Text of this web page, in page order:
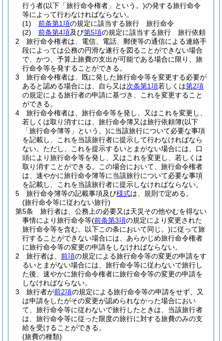
行う者(以下「旅行命令権者」という。)の発する旅行命令
等によって行わなければならない。
(1)
前条第1項の規定に該当する旅行 旅行命令
(2)
前条第4項及び第5項の規定に該当する旅行 旅行依頼
2
旅行命令権者は、電信、電話、郵便等の通信による連絡手
段によっては公務の円滑な遂行を図ることができない場合
で、かつ、予算上旅費の支出が可能である場合に限り、旅
行命令等を発することができる。
3
旅行命令権者は、既に発した旅行命令等を変更する必要が
あると認める場合には、自ら又は次条第1項若しくは第2項
の規定による旅行者の申請に基づき、これを変更すること
ができる。
4
旅行命令権者は、旅行命令等を発し、又はこれを変更し、
若しくは取り消すには、旅行命令簿又は旅行依頼簿(以下
「旅行命令簿等」という。)に当該旅行について必要な事項
を記載し、これを当該旅行者に提示して行わなければなら
ない。 ただし、これを提示するいとまがない場合には、口
頭により旅行命令等を発し、又はこれを変更し、若しくは
取り消すことができる。
この場合において、旅行命令権者
は、速やかに旅行命令簿等に当該旅行について必要な事項
を記載し、これを当該旅行者に提示しなければならない。
5
旅行命令簿等の記載事項及び様式は、規則で定める。
(旅行命令等に従わない旅行)
第5条
旅行者は、公務上の必要又は天災その他やむを得ない
事情により旅行命令等(前条第3項の規定により変更された
旅行命令等を含む。以下この条において同じ。)に従って旅
行することができない場合には、あらかじめ旅行命令権者
に旅行命令等の変更の申請をしなければならない。
2
旅行者は、 前項の規定による旅行命令等の変更の申請をす
るいとまがない場合には、旅行命令等に従わないで旅行し
た後、速やかに旅行命令権者に旅行命令等の変更の申請を
しなければならない。
3
旅行者が前2項の規定による旅行命令等の申請をせず、又
は申請をしたがその変更が認められなかった場合におい
て、旅行命令等に従わないで旅行したときは、当該旅行者
は、旅行命令等に従った限度の旅行に対する旅費のみの支
給を受けることができる。
(旅費の種類)